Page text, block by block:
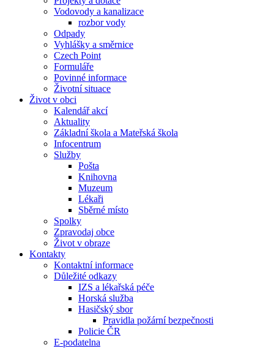
Vodovody a kanalizace
rozbor vody
Odpady
Vyhlášky a směrnice
Czech Point
Formuláře
Povinné informace
Životní situace
Život v obci
Kalendář akcí
Aktuality
Základní škola a Mateřská škola
Infocentrum
Služby
Pošta
Knihovna
Muzeum
Lékaři
Sběrné místo
Spolky
Zpravodaj obce
Život v obraze
Kontakty
Kontaktní informace
Důležité odkazy
IZS a lékařská péče
Horská služba
Hasičský sbor
Pravidla požární bezpečnosti
Policie ČR
E-podatelna